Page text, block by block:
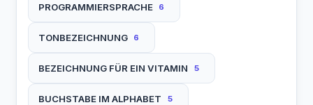
PROGRAMMIERSPRACHE 6
TONBEZEICHNUNG 6
BEZEICHNUNG FÜR EIN VITAMIN 5
BUCHSTABE IM ALPHABET 5